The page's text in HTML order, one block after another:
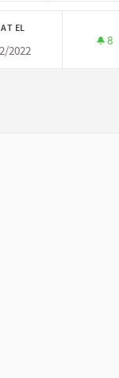
EL
2022
8